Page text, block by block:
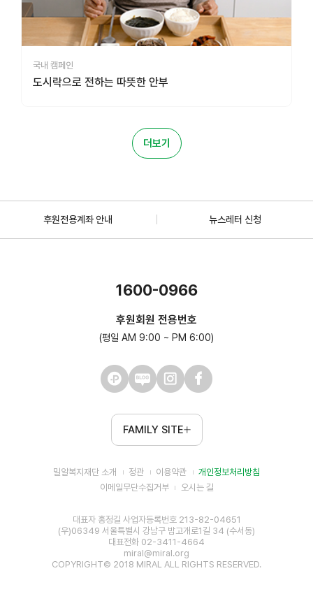
국내 캠페인
도시락으로 전하는 따뜻한 안부
더보기
후원전용계좌 안내 뉴스레터 신청
1600-0966
후원회원 전용번호
(평일 AM 9:00 ~ PM 6:00)
FAMILY SITE
밀알복지재단 소개 정관 이용약관
개인정보처리방침
이메일무단수집거부
오시는 길
대표자 홍정길 사업자등록번호 213-82-04651
(우)06349 서울특별시 강남구 밤고개로1길 34 (수서동)
대표전화 02-3411-4664
miral@miral.org
COPYRIGHT© 2018 MIRAL ALL RIGHTS RESERVED.